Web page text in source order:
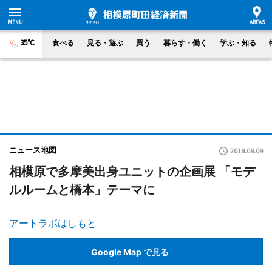
35°C 食べる 見る・遊ぶ 買う 暮らす・働く 学ぶ・知る
ニュース地図 2019.09.09
相模原で多摩美出身ユニットの企画展 「モデ
ルルームと橋本」テーマに
アートラボはしもと
Google Map で見る